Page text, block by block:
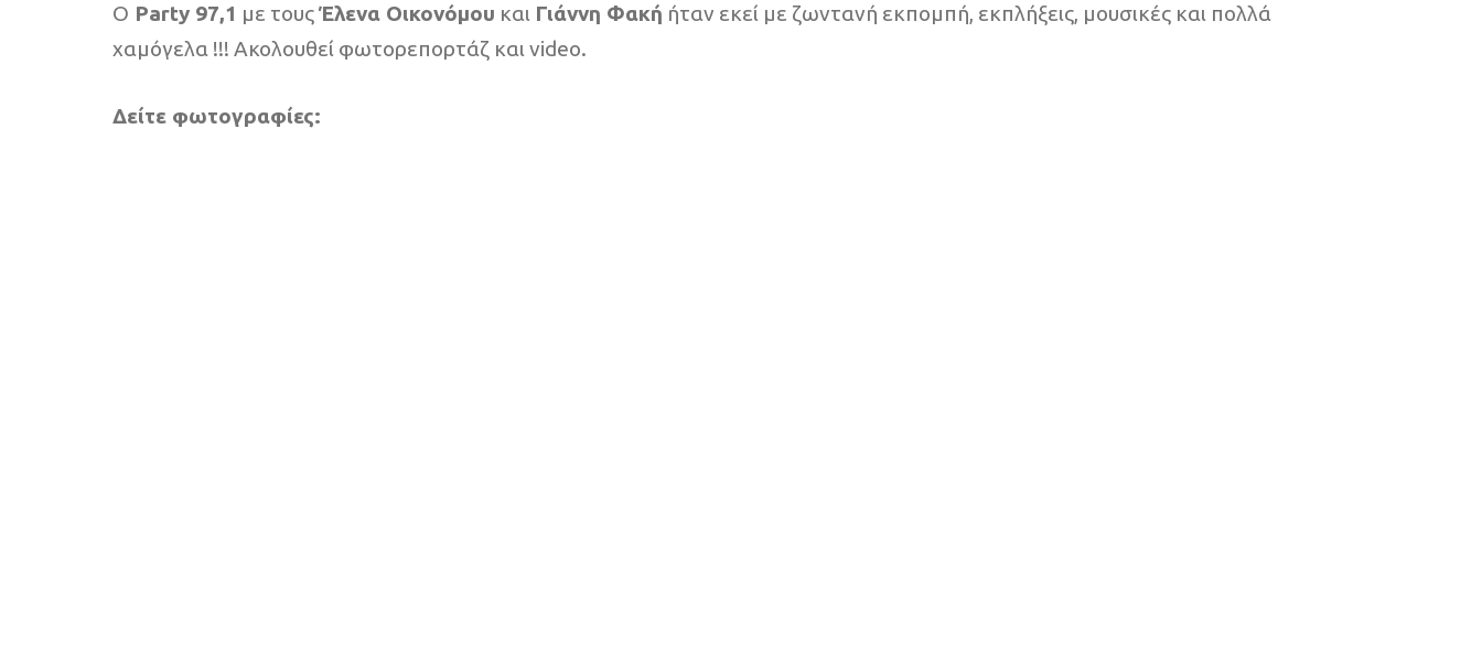
Ο Party 97,1 με τουςΈλενα Οικονόμου και Γιάννη Φακή ήταν εκεί με ζωντανή εκπομπή, εκπλήξεις, μουσικές και πολλά
χαμόγελα !!! Ακολουθεί φωτορεπορτάζ και video.
Δείτε φωτογραφίες: